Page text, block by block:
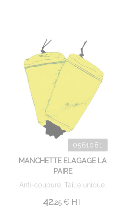
0561081
MANCHETTE ELAGAGE LA
PAIRE
Anti-coupure. Taille unique.
42.25 € HT